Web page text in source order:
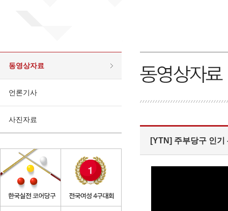
동영상자료
언론기사
사진자료
[YTN] 주부당구 인